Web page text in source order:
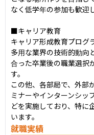
なく低学年の参加も歓迎
■キャリア教育
キャリア形成教育プログ
多用な業界の技術的動向
合った卒業後の職業選択
す。
この他、各部局で、外部
ミナーやインターンシッ
どを実施しており、特に
います。
就職実績